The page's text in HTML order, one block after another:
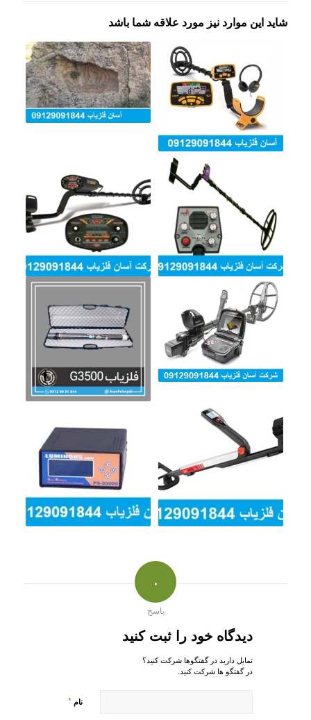
شاید این موارد نیز مورد علاقه شما باشد
۰
پاسخ
دیدگاه خود را ثبت کنید
تمایل دارید در گفتگوها شرکت کنید؟
در گفتگو ها شرکت کنید.
نام *